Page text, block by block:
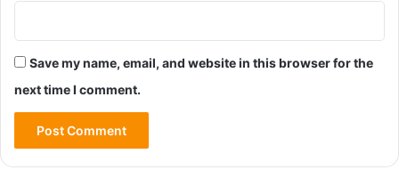
Save my name, email, and website in this browser for the
next time I comment.